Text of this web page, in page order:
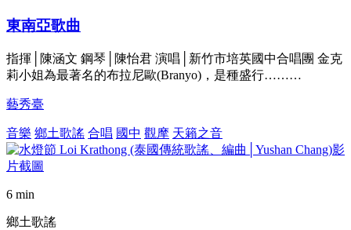
東南亞歌曲
指揮│陳涵文 鋼琴│陳怡君 演唱│新竹市培英國中合唱團 金克
莉小姐為最著名的布拉尼歐(Branyo)，是種盛行………
藝秀臺
音樂 鄉土歌謠 合唱 國中 觀摩 天籟之音
6 min
鄉土歌謠